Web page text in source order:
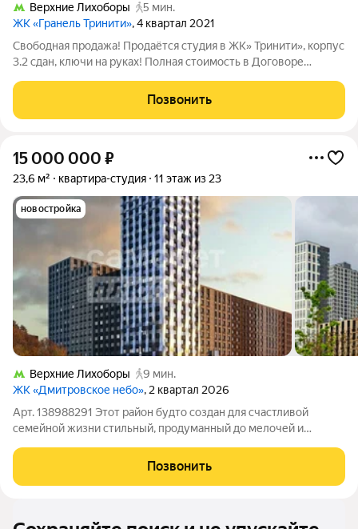
Верхние Лихоборы
5 мин.
ЖК «Гранель Тринити», 4 квартал 2021
Свободная продажа! Продаётся студия в ЖК» Тринити», корпус
3.2 сдан, ключи на руках! Полная стоимость в Договоре
11.6 кв. м., кухня-ниша 2.7 кв. м, на 6 этаже. прихожая 3.2 кв. м.,
с/у
Позвонить
15 000 000 ₽
23,6 м² квартира-студия 11 этаж из 23
новостройка
Верхние Лихоборы
9 мин.
ЖК «Дмитровское небо», 2 квартал 2026
Арт. 138988291 Этот район будто создан для счастливой
семейной жизни стильный, продуманный до мелочей и
застройщики думали не о квадратных метрах, а о людях: о том,
как будет звучать детский смех во
Позвонить